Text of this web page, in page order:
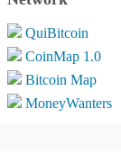
QuiBitcoin
CoinMap 1.0
Bitcoin Map
MoneyWanters